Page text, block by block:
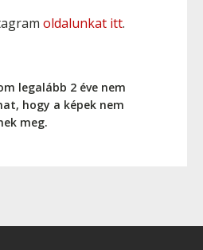
oldalunkat itt.
legalább 2 éve nem
hogy a képek nem
meg.